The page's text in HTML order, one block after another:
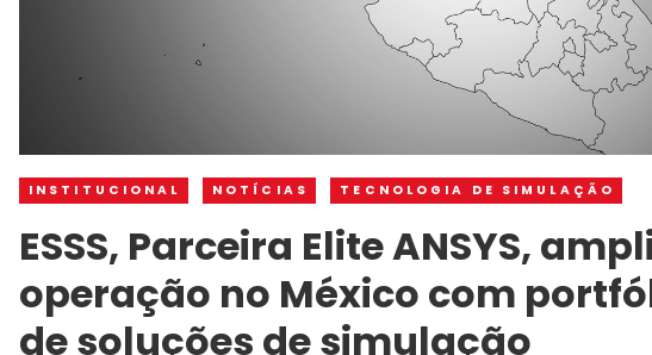
INSTITUCIONAL NOTÍCIAS TECNOLOGIA DE SIMULAÇÃO
ESSS, Parceira Elite ANSYS,
operação no México com
de soluções de simulação